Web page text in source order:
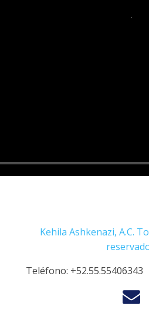
Kehila Ashkenazi, A.C.
Teléfono: +52.55.55406343